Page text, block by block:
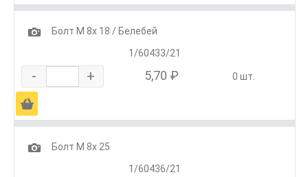
1
Болт М 8х 18 / Белебей
1/60433/21
- + 5,70 ₽ 0 шт.
Ä
1
Болт М 8х 25
1/60436/21